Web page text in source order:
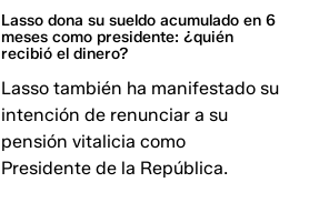
Lasso dona su sueldo acumulado en 6
meses como presidente: ¿quién
recibió el dinero?
Lasso también ha manifestado su
intención de renunciar a su
pensión vitalicia como
Presidente de la República.